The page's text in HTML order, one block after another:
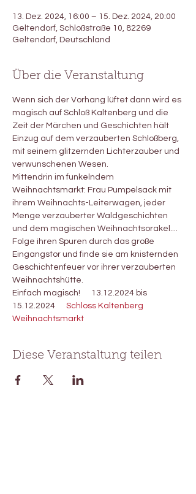
13. Dez. 2024, 16:00 – 15. Dez. 2024, 20:00
Geltendorf, Schloßstraße 10, 82269
Geltendorf, Deutschland
Über die Veranstaltung
Wenn sich der Vorhang lüftet dann wird es
magisch auf Schloß Kaltenberg und die
Zeit der Märchen und Geschichten hält
Einzug auf dem verzauberten Schloßberg,
mit seinem glitzernden Lichterzauber und
verwunschenen Wesen.
Mittendrin im funkelndem
Weihnachtsmarkt: Frau Pumpelsack mit
ihrem Weihnachts-Leiterwagen, jeder
Menge verzauberter Waldgeschichten
und dem magischen Weihnachtsorakel....
Folge ihren Spuren durch das große
Eingangstor und finde sie am knisternden
Geschichtenfeuer vor ihrer verzauberten
Weihnachtshütte.
Einfach magisch!      13.12.2024 bis
15.12.2024 Schloss Kaltenberg
Weihnachtsmarkt
Diese Veranstaltung teilen